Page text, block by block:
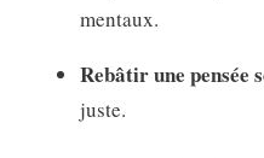
mentaux.
Rebâtir une pensée
juste.